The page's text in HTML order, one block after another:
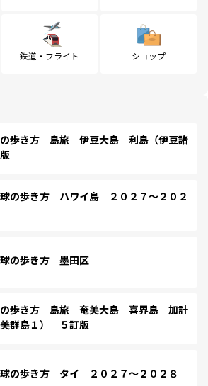
鉄道・フライト ショップ
歩き方 島旅 伊豆大島 利島（伊豆諸
の歩き方 ハワイ島 ２０２７～２０２
の歩き方 墨田区
歩き方 島旅 奄美大島 喜界島 加計
群島１） ５訂版
の歩き方 タイ ２０２７～２０２８